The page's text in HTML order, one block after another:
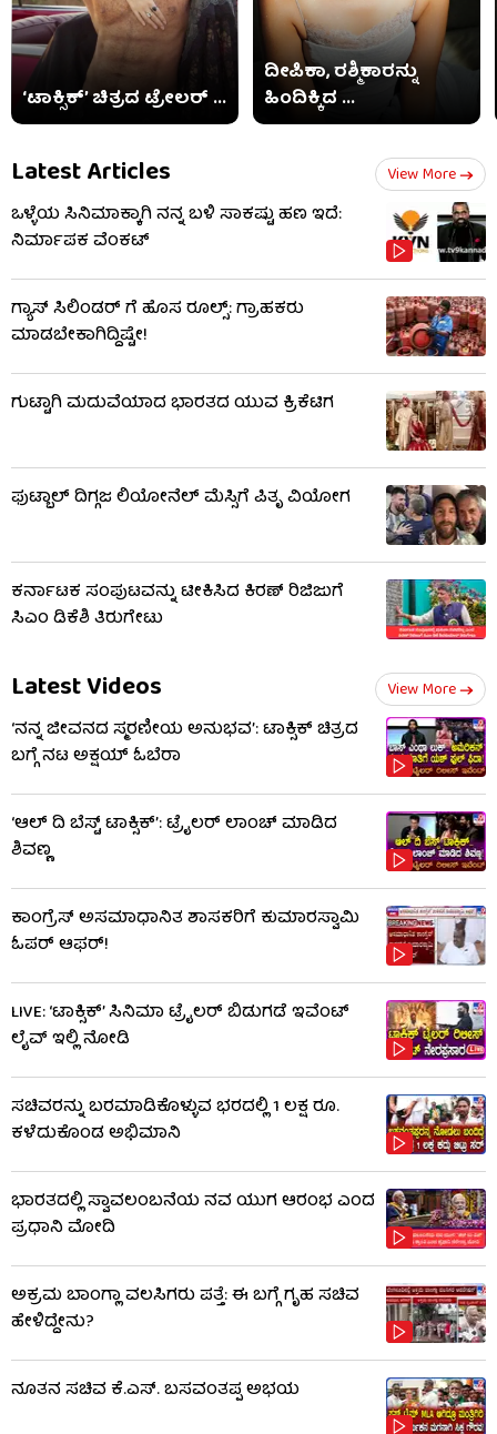
‘ಟಾಕ್ಸಿಕ್’ ಚಿತ್ರದ ಟ್ರೇಲರ್ ...
ದೀಪಿಕಾ, ರಶ್ಮಿಕಾರನ್ನು
ಹಿಂದಿಕ್ಕಿದ ...
Latest Articles View More
ಒಳ್ಳೆಯ ಸಿನಿಮಾಕ್ಕಾಗಿ ನನ್ನ ಬಳಿ ಸಾಕಷ್ಟು ಹಣ ಇದೆ:
ನಿರ್ಮಾಪಕ ವೆಂಕಟ್
ಗ್ಯಾಸ್ ಸಿಲಿಂಡರ್ ಗೆ ಹೊಸ ರೂಲ್ಸ್‌: ಗ್ರಾಹಕರು
ಮಾಡಬೇಕಾಗಿದ್ದಿಷ್ಟೇ!
ಗುಟ್ಟಾಗಿ ಮದುವೆಯಾದ ಭಾರತದ ಯುವ ಕ್ರಿಕೆಟಿಗ
ಫುಟ್ಬಾಲ್ ದಿಗ್ಗಜ ಲಿಯೋನೆಲ್ ಮೆಸ್ಸಿಗೆ ಪಿತೃ ವಿಯೋಗ
ಕರ್ನಾಟಕ ಸಂಪುಟವನ್ನು ಟೀಕಿಸಿದ ಕಿರಣ್ ರಿಜಿಜುಗೆ
ಸಿಎಂ ಡಿಕೆಶಿ ತಿರುಗೇಟು
Latest Videos View More
‘ನನ್ನ ಜೀವನದ ಸ್ಮರಣೀಯ ಅನುಭವ’: ಟಾಕ್ಸಿಕ್ ಚಿತ್ರದ
ಬಗ್ಗೆ ನಟ ಅಕ್ಷಯ್ ಓಬೆರಾ
‘ಆಲ್​ ದಿ ಬೆಸ್ಟ್​ ಟಾಕ್ಸಿಕ್’: ಟ್ರೈಲರ್​ ಲಾಂಚ್ ಮಾಡಿದ
ಶಿವಣ್ಣ
ಕಾಂಗ್ರೆಸ್ ಅಸಮಾಧಾನಿತ ಶಾಸಕರಿಗೆ ಕುಮಾರಸ್ವಾಮಿ
ಓಪರ್ ಆಫರ್!
LIVE: ‘ಟಾಕ್ಸಿಕ್’ ಸಿನಿಮಾ ಟ್ರೈಲರ್ ಬಿಡುಗಡೆ ಇವೆಂಟ್
ಲೈವ್ ಇಲ್ಲಿ ನೋಡಿ
ಸಚಿವರನ್ನು ಬರಮಾಡಿಕೊಳ್ಳುವ ಭರದಲ್ಲಿ 1 ಲಕ್ಷ ರೂ.
ಕಳೆದುಕೊಂಡ ಅಭಿಮಾನಿ
ಭಾರತದಲ್ಲಿ ಸ್ವಾವಲಂಬನೆಯ ನವ ಯುಗ ಆರಂಭ ಎಂದ
ಪ್ರಧಾನಿ ಮೋದಿ
ಅಕ್ರಮ ಬಾಂಗ್ಲಾ ವಲಸಿಗರು ಪತ್ತೆ: ಈ ಬಗ್ಗೆ ಗೃಹ ಸಚಿವ
ಹೇಳಿದ್ದೇನು?
ನೂತನ ಸಚಿವ ಕೆ.ಎಸ್. ಬಸವಂತಪ್ಪ ಅಭಯ